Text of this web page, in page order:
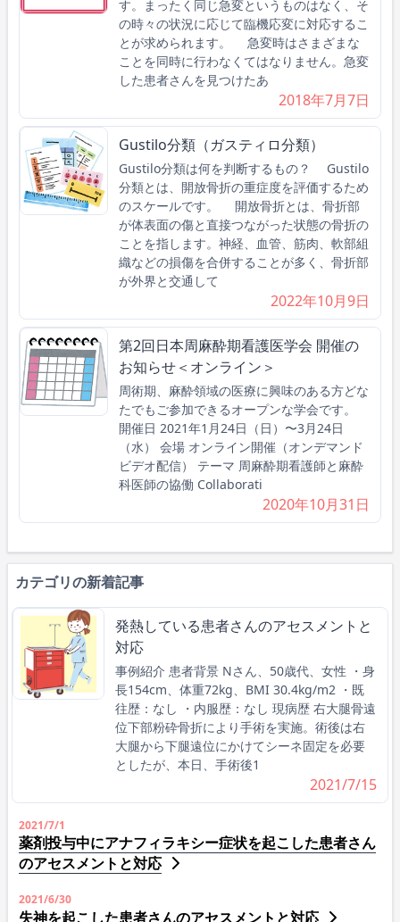
す。まったく同じ急変というものはなく、そ
の時々の状況に応じて臨機応変に対応するこ
とが求められます。 急変時はさまざまな
ことを同時に行わなくてはなりません。急変
した患者さんを見つけたあ
2018年7月7日
Gustilo分類（ガスティロ分類）
Gustilo分類は何を判断するもの？ Gustilo
分類とは、開放骨折の重症度を評価するため
のスケールです。 開放骨折とは、骨折部
が体表面の傷と直接つながった状態の骨折の
ことを指します。神経、血管、筋肉、軟部組
織などの損傷を合併することが多く、骨折部
が外界と交通して
2022年10月9日
第2回日本周麻酔期看護医学会 開催の
お知らせ＜オンライン＞
周術期、麻酔領域の医療に興味のある方どな
たでもご参加できるオープンな学会です。
開催日 2021年1月24日（日）〜3月24日
（水） 会場 オンライン開催（オンデマンド
ビデオ配信） テーマ 周麻酔期看護師と麻酔
科医師の協働 Collaborati
2020年10月31日
カテゴリの新着記事
発熱している患者さんのアセスメントと
対応
事例紹介 患者背景 Nさん、50歳代、女性 ・身
長154cm、体重72kg、BMI 30.4kg/m2 ・既
往歴：なし ・内服歴：なし 現病歴 右大腿骨遠
位下部粉砕骨折により手術を実施。術後は右
大腿から下腿遠位にかけてシーネ固定を必要
としたが、本日、手術後1
2021/7/15
2021/7/1
薬剤投与中にアナフィラキシー症状を起こした患者さん
のアセスメントと対応
2021/6/30
失神を起こした患者さんのアセスメントと対応